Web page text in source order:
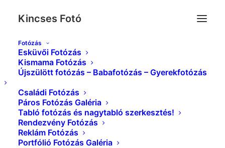
Kincses Fotó
Fotózás
Esküvői Fotózás
Kismama Fotózás
Újszülött fotózás – Babafotózás – Gyerekfotózás
Családi Fotózás
Páros Fotózás Galéria
Tabló fotózás és nagytabló szerkesztés!
Rendezvény Fotózás
Reklám Fotózás
Portfólió Fotózás Galéria
IMG_3391_
Kezdőlap Babafotózás Galéria IMG_3391_